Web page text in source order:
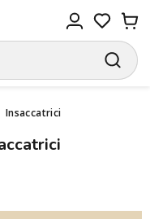
Insaccatrici